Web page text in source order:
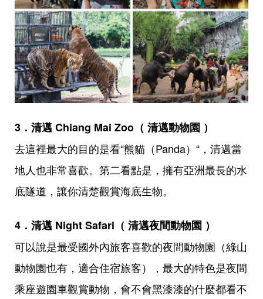
3．清邁 Chiang Mai Zoo（ 清邁動物園 ）
去這裡最大的目的是看“熊貓（Panda）“，清邁當
地人也非常喜歡。第二看點是，擁有亞洲最長的水
底隧道，讓你清楚觀賞海底生物。
4．清邁 Night Safari（ 清邁夜間動物園 ）
可以說是最受國外內旅客喜歡的夜間動物園（綠山
動物園也有，適合住宿旅客），最大的特色是夜間
乘座遊園車觀賞動物，會不會黑漆漆的什麼都看不